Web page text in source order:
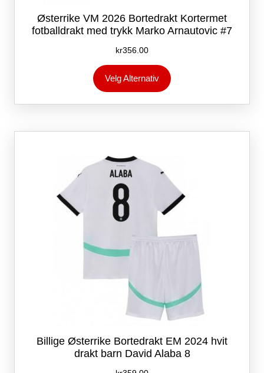
Østerrike VM 2026 Bortedrakt Kortermet
fotballdrakt med trykk Marko Arnautovic #7
kr356.00
Velg Alternativ
produktet
flere
Alternativene
produktsiden
Billige Østerrike Bortedrakt EM 2024 hvit
drakt barn David Alaba 8